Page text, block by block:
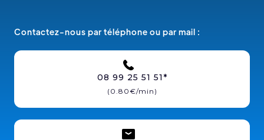
Contactez-nous par téléphone ou par mail :
08 99 25 51 51*
(0.80€/min)